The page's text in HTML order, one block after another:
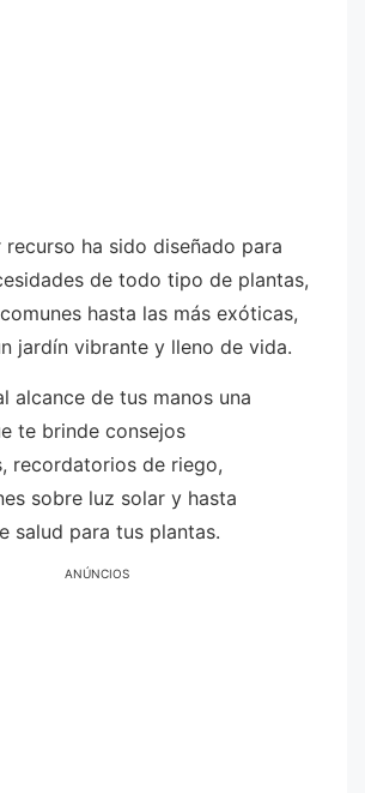
recurso ha sido diseñado para
de todo tipo de plantas,
hasta las más exóticas,
jardín vibrante y lleno de vida.
alcance de tus manos una
te brinde consejos
recordatorios de riego,
sobre luz solar y hasta
salud para tus plantas.
ANÚNCIOS